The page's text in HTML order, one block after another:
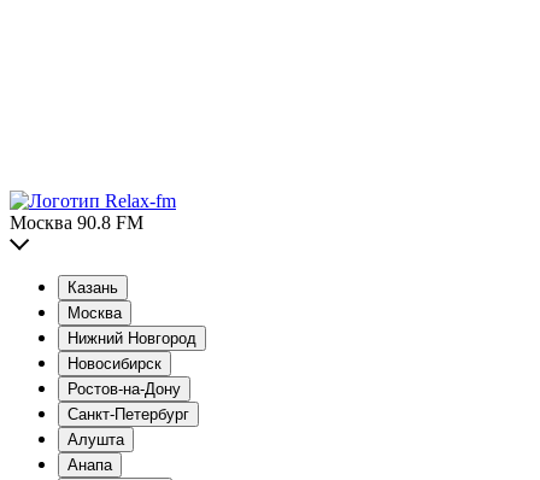
Москва 90.8 FM
Казань
Москва
Нижний Новгород
Новосибирск
Ростов-на-Дону
Санкт-Петербург
Алушта
Анапа